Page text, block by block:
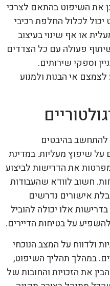
את השיפוט בהתאם לצרכי
יכול לכלול החלפת רכיבי
או אף שינוי בעיצוב
פעולה עם כל הצדדים
וספקי שירותים.
אי הבנות ולמנוע
בהיבטים
על שיפוץ מעליות. במדינת
את הדרישות לביצוע
חשוב לוודא שהעבודות
אישורים נדרשים
אלו יכולה להוביל
על בטיחות הדיירים.
ולדווח על המצב הנוכחי
במהלך תהליך השיפוט,
את הזכויות והחובות של